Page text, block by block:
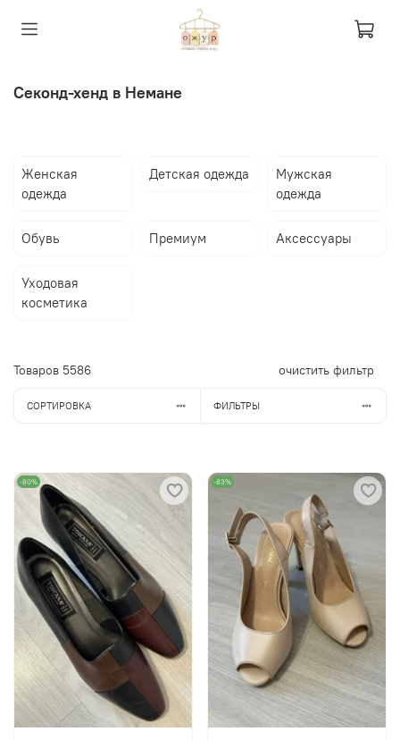
Секонд-хенд в Немане
Женская
одежда
Детская одежда
Мужская
одежда
Обувь Премиум Аксессуары
Уходовая
косметика
Товаров 5586 очистить фильтр
СОРТИРОВКА ФИЛЬТРЫ
-80% -83%